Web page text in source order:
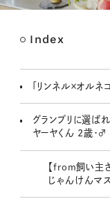
Index
「リンネル×オルネ
グランプリに選ば
ヤーヤくん 2歳・♂
【from飼い主さ
じゃんけんマ